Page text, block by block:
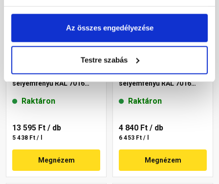
Az összes engedélyezése
Testre szabás
Supralux Orkán 3in1 Profi
zománcfesték fémre,
selyemfényű RAL 7016
Raktáron
13 595 Ft / db
5 438 Ft / l
Megnézem
Supralux Orkán 3in1 Profi
zománcfesték fémre,
selyemfényű RAL 7016
Raktáron
4 840 Ft / db
6 453 Ft / l
Megnézem